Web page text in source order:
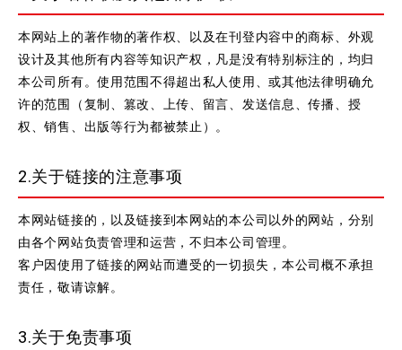
本网站上的著作物的著作权、以及在刊登内容中的商标、外观
设计及其他所有内容等知识产权，凡是没有特别标注的，均归
本公司所有。使用范围不得超出私人使用、或其他法律明确允
许的范围（复制、篡改、上传、留言、发送信息、传播、授
权、销售、出版等行为都被禁止）。
2.关于链接的注意事项
本网站链接的，以及链接到本网站的本公司以外的网站，分别
由各个网站负责管理和运营，不归本公司管理。
客户因使用了链接的网站而遭受的一切损失，本公司概不承担
责任，敬请谅解。
3.关于免责事项